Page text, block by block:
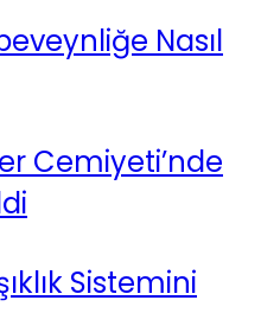
Nasıl
Cemiyeti’nde
Sistemini